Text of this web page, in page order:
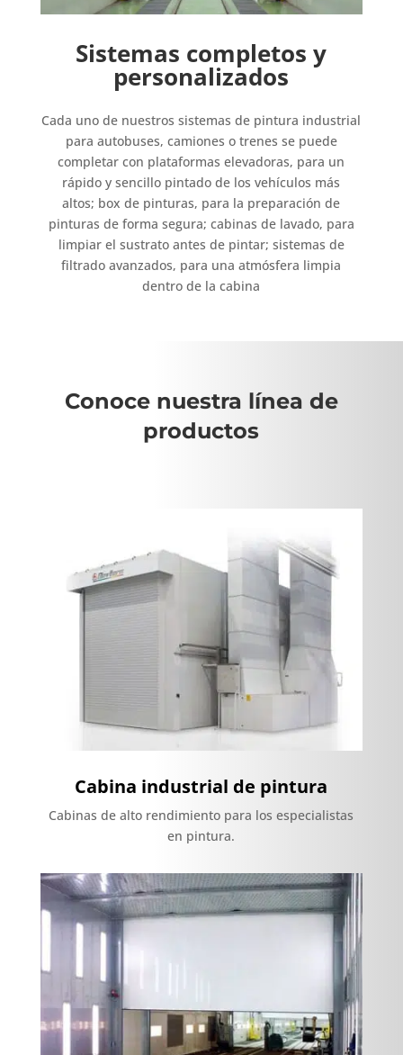
Sistemas completos y
personalizados
Cada uno de nuestros sistemas de pintura industrial
para autobuses, camiones o trenes se puede
completar con plataformas elevadoras, para un
rápido y sencillo pintado de los vehículos más
altos; box de pinturas, para la preparación de
pinturas de forma segura; cabinas de lavado, para
limpiar el sustrato antes de pintar; sistemas de
filtrado avanzados, para una atmósfera limpia
dentro de la cabina
Conoce nuestra línea de
productos
Cabina industrial de pintura
Cabinas de alto rendimiento para los especialistas
en pintura.